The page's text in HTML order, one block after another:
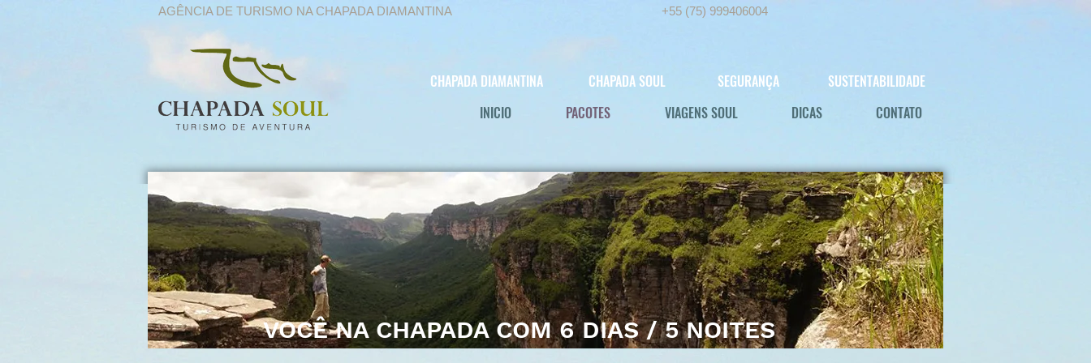
+55 (75) 999406004
AGÊNCIA DE TURISMO NA CHAPADA DIAMANTINA
CHAPADA DIAMANTINA CHAPADA SOUL SEGURANÇA
SUSTENTABILIDADE
INICIO
PACOTES VIAGENS SOUL DICAS CONTATO
VOCÊ NA CHAPADA COM 6 DIAS / 5 NOITES